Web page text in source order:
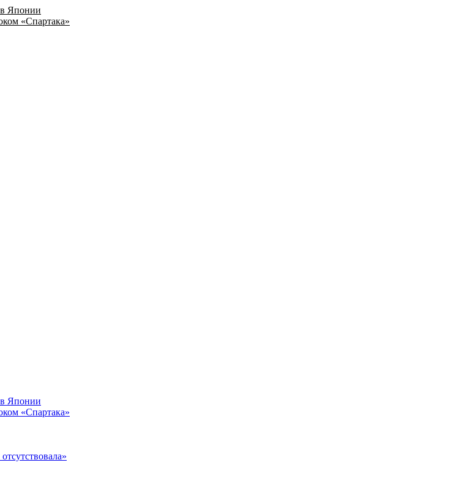
в Японии
«Спартака»
в Японии
«Спартака»